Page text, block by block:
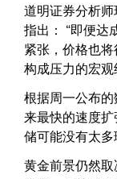
道明证券分析师
指出： “即便达
紧张，价格也
构成压力的宏观
根据周一公布
来最快的速度
储可能没有太多
黄金前景仍然